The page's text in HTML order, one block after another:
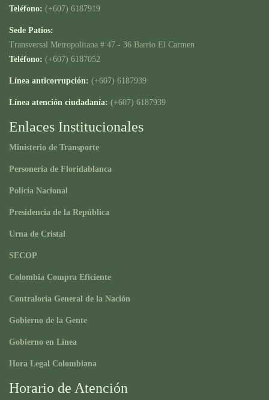
Teléfono: (+607) 6187919
Sede Patios:
Transversal Metropolitana # 47 - 36 Barrio El Carmen
Teléfono: (+607) 6187052
Línea anticorrupción: (+607) 6187939
Línea atención ciudadanía: (+607) 6187939
Enlaces Institucionales
Ministerio de Transporte
Personería de Floridablanca
Policía Nacional
Presidencia de la República
Urna de Cristal
SECOP
Colombia Compra Eficiente
Contraloría General de la Nación
Gobierno de la Gente
Gobierno en Línea
Hora Legal Colombiana
Horario de Atención